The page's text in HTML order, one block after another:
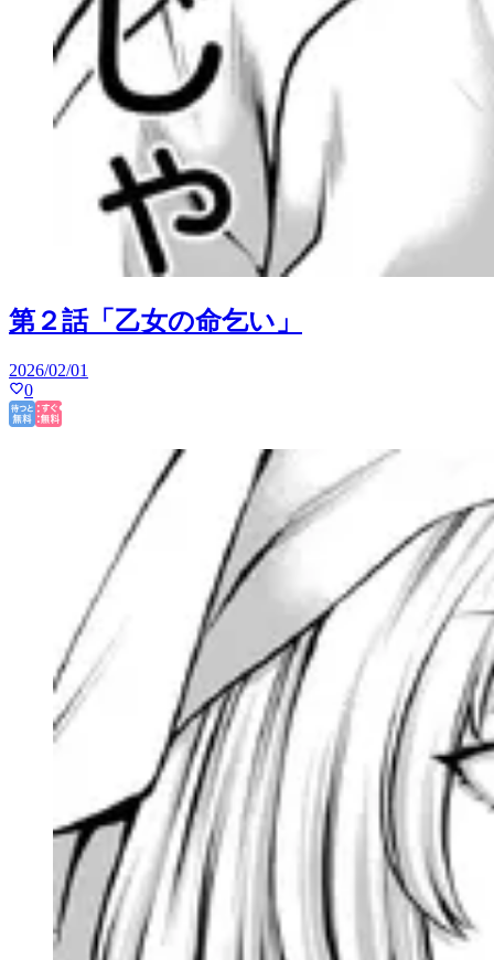
第２話「乙女の命乞い」
2026/02/01
0